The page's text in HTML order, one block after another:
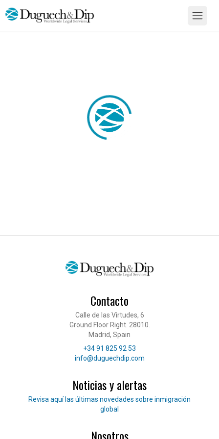
Contacto
Calle de las Virtudes, 6
Ground Floor Right. 28010.
Madrid, Spain
Teléfono
+34 91 825 92 53
Correo electrónico
info@duguechdip.com
Noticias y alertas
Lee nuestras noticias
Revisa aquí las últimas novedades sobre inmigración
global